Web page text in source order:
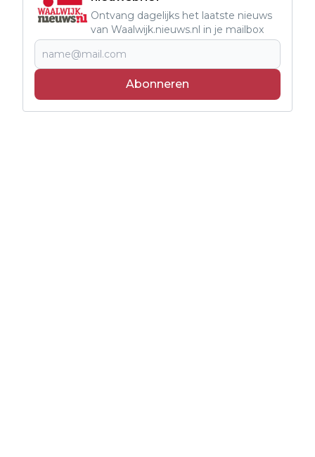
Ontvang dagelijks het laatste nieuws
van Waalwijk.nieuws.nl in je mailbox
Abonneren